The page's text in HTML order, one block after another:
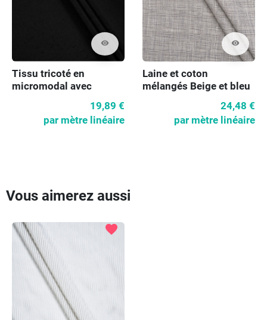
visibility
Tissu tricoté en
micromodal avec
19,89 €
par mètre linéaire
visibility
Laine et coton
mélangés Beige et bleu
24,48 €
par mètre linéaire
Vous aimerez aussi
favorite